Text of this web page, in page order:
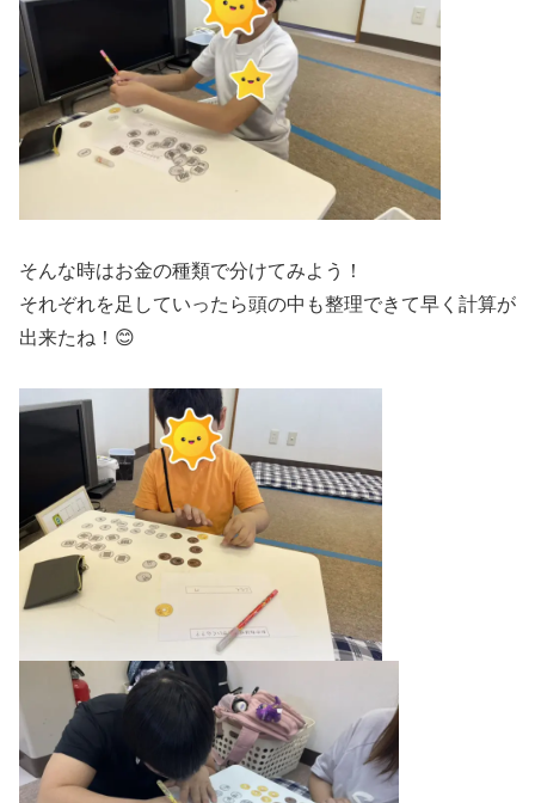
そんな時はお金の種類で分けてみよう！
それぞれを足していったら頭の中も整理できて早く計算が
出来たね！😊